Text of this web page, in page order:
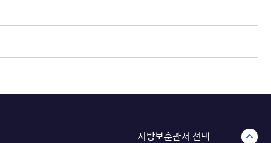
지방보훈관서 선택